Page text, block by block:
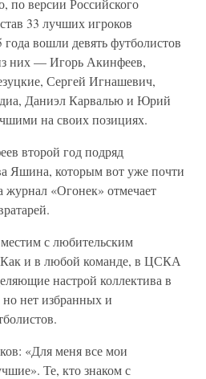
по версии Российского
33 лучших игроков
вошли девять футболистов
них — Игорь Акинфеев,
Сергей Игнашевич,
Даниэл Карвалью и Юрий
на своих позициях.
второй год подряд
Яшина, которым вот уже почти
журнал «Огонек» отмечает
с любительским
и в любой команде, в ЦСКА
настрой коллектива в
нет избранных и
«Для меня все мои
Те, кто знаком с